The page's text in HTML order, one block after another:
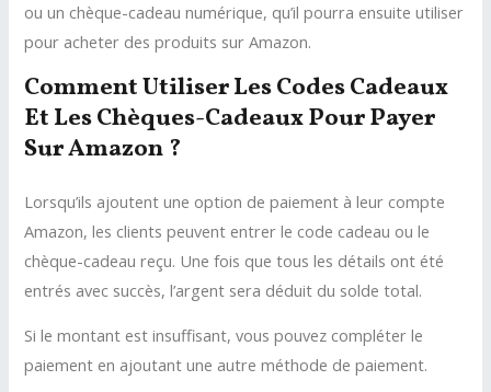
ou un chèque-cadeau numérique, qu’il pourra ensuite utiliser
pour acheter des produits sur Amazon.
Comment Utiliser Les Codes Cadeaux
Et Les Chèques-Cadeaux Pour Payer
Sur Amazon ?
Lorsqu’ils ajoutent une option de paiement à leur compte
Amazon, les clients peuvent entrer le code cadeau ou le
chèque-cadeau reçu. Une fois que tous les détails ont été
entrés avec succès, l’argent sera déduit du solde total.
Si le montant est insuffisant, vous pouvez compléter le
paiement en ajoutant une autre méthode de paiement.